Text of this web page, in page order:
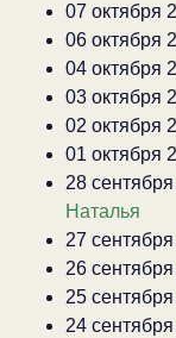
07 октября
06 октября
04 октября
03 октября
02 октября
01 октября
28
Наталья
27
26
25
24